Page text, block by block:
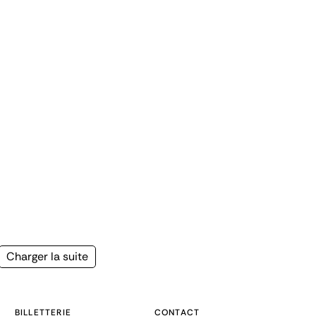
Page
Charger la suite
BILLETTERIE CONTACT